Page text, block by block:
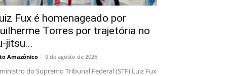
Fux é homenageado por
Torres por trajetória no
jitsu...
Amazônico - 9 de agosto de 2026
do Supremo Tribunal Federal (STF) Luiz Fux